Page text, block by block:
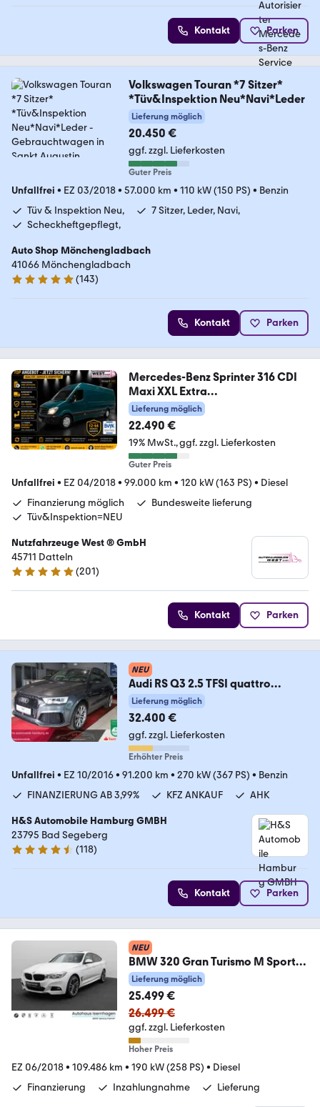
Kontakt Parken
Volkswagen Touran *7 Sitzer*
*Tüv&Inspektion Neu*Navi*Leder
Lieferung möglich
20.450 €
ggf. zzgl. Lieferkosten
Guter Preis
Unfallfrei • EZ 03/2018• 57.000 km • 110 kW (150 PS) • Benzin
Tüv & Inspektion Neu,
7 Sitzer, Leder, Navi,
Scheckheftgepflegt,
Auto Shop Mönchengladbach
41066 Mönchengladbach
4.9 Sterne
(143)
Kontakt Parken
Mercedes-Benz Sprinter 316 CDI
Maxi XXL Extra
Lang+Hoch*1.Hand
Lieferung möglich
22.490 €
19% MwSt. ggf. zzgl. Lieferkosten
Guter Preis
Unfallfrei • EZ 04/2018• 99.000 km • 120 kW (163 PS) • Diesel
Finanzierung möglich
Bundesweite lieferung
Tüv&Inspektion=NEU
Nutzfahrzeuge West ® GmbH
45711 Datteln
4.9 Sterne
(201)
Kontakt Parken
NEU
Audi RS Q3 2.5 TFSI quattro
performance PANORAMA*KAME
Lieferung möglich
32.400 €
ggf. zzgl. Lieferkosten
Erhöhter Preis
Unfallfrei • EZ 10/2016• 91.200 km • 270 kW (367 PS) • Benzin
FINANZIERUNG AB 3,99%
KFZ ANKAUF AHK
H&S Automobile Hamburg GMBH
23795 Bad Segeberg
4.6 Sterne
(118)
Kontakt Parken
NEU
BMW 320 Gran Turismo M Sport
Kamera Alarm HUD 19Zoll
Lieferung möglich
25.499 €
26.499 €
ggf. zzgl. Lieferkosten
Hoher Preis
EZ 06/2018• 109.486 km • 190 kW (258 PS) • Diesel
Finanzierung
Inzahlungnahme Lieferung